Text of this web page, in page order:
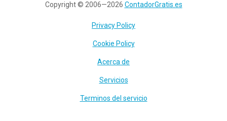
Copyright © 2006—2026 ContadorGratis.es
Privacy Policy
Cookie Policy
Acerca de
Servicios
Terminos del servicio